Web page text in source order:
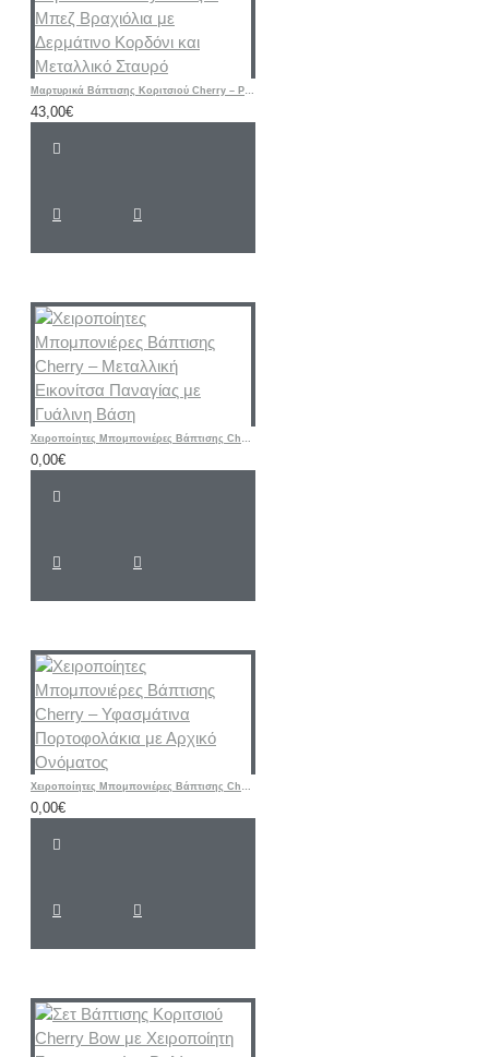
Μαρτυρικά Βάπτισης Κοριτσιού Cherry – Ροζ & Μπεζ Βραχιόλια με Δερμάτινο Κορδόνι και Μεταλλικό Σταυρό
43,00€
Χειροποίητες Μπομπονιέρες Βάπτισης Cherry – Μεταλλική Εικονίτσα Παναγίας με Γυάλινη Βάση
0,00€
Χειροποίητες Μπομπονιέρες Βάπτισης Cherry – Υφασμάτινα Πορτοφολάκια με Αρχικό Ονόματος
0,00€